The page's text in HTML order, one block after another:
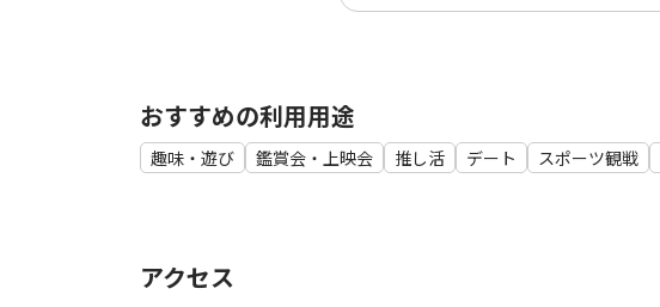
ラブレター
クラッシュアイスゲーム
マルバツゲーム
【共用部設備】
おすすめの利用用途
趣味・遊び 鑑賞会・上映会 推し活 デート スポーツ観戦
アクセス